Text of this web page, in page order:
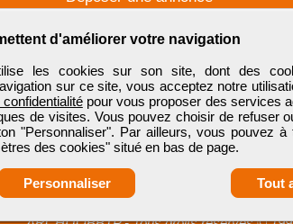
d'améliorer votre navigation
les cookies sur son site, dont des
sur ce site, vous acceptez notre
pour vous proposer des services
de visites. Vous pouvez choisir de refuser
"Personnaliser". Par ailleurs, vous pouvez
des cookies" situé en bas de page.
Personnaliser Tout